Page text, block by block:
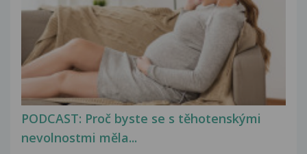
PODCAST: Proč byste se s těhotenskými
nevolnostmi měla...